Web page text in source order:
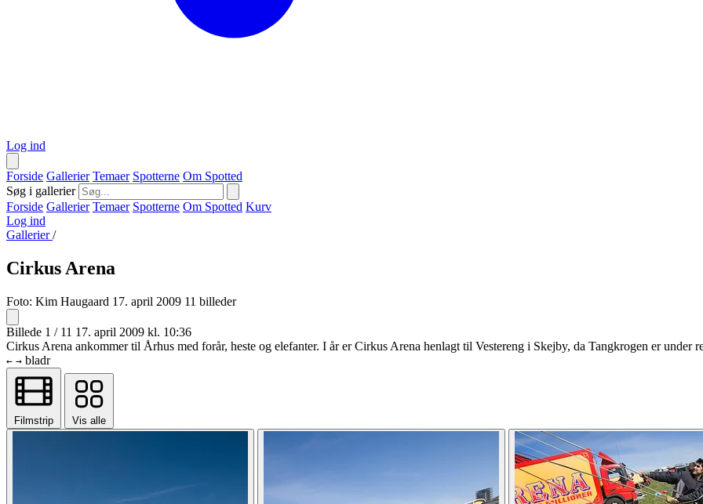
Log ind
Forside Gallerier Temaer Spotterne Om Spotted
Søg i gallerier
Forside Gallerier Temaer Spotterne Om Spotted Kurv
Log ind
Gallerier/
Cirkus Arena
Foto: Kim Haugaard 17. april 2009 11 billeder
Billede 1 / 11 17. april 2009 kl. 10:36
Cirkus Arena ankommer til Århus med forår, heste og elefanter. I år er Cirkus Arena henlagt til Vestereng i Skejby, da Tangkrogen er under
← → bladr
Filmstrip Vis alle